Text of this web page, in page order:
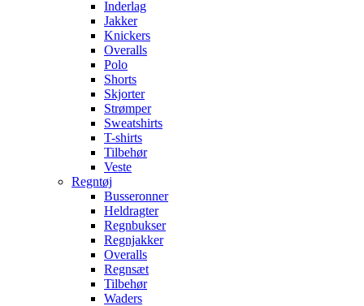
Inderlag
Jakker
Knickers
Overalls
Polo
Shorts
Skjorter
Strømper
Sweatshirts
T-shirts
Tilbehør
Veste
Regntøj
Busseronner
Heldragter
Regnbukser
Regnjakker
Overalls
Regnsæt
Tilbehør
Waders